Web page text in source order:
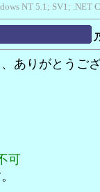
NT 5.1; SV1; .NET
ありがとうご
可